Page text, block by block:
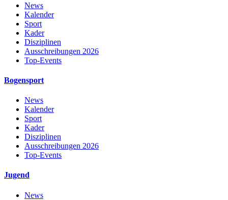
News
Kalender
Sport
Kader
Disziplinen
Ausschreibungen 2026
Top-Events
Bogensport
News
Kalender
Sport
Kader
Disziplinen
Ausschreibungen 2026
Top-Events
Jugend
News